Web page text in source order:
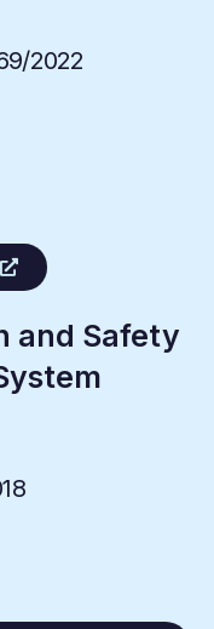
2022
and Safety